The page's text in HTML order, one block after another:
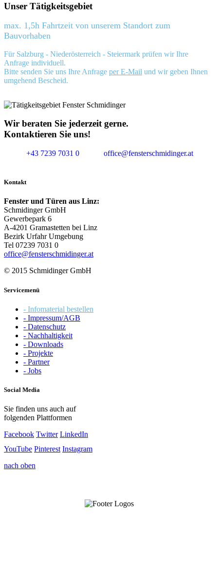
Unser Tätigkeitsgebiet
max. 1,5h Fahrtzeit von unserem Standort zum
Bauvorhaben
Für Salzburg - Niederösterreich - Steiermark prüfen wir Ihre
Anfrage individuell.
Bitte senden Sie uns Ihre Anfrage per E-Mail und wir geben Ihnen
umgehend Bescheid.
Wir beraten Sie jederzeit gerne.
Kontaktieren Sie uns!
+43 7239 7031 0 office@fensterschmidinger.at
Kontakt
Fenster und Türen aus Linz:
Schmidinger GmbH
Gewerbepark 6
A-4201 Gramastetten bei Linz
Bezirk Urfahr Umgebung
Tel 07239 7031 0
office@fensterschmidinger.at
© 2015 Schmidinger GmbH
Servicemenü
- Infomaterial bestellen
- Impressum/AGB
- Datenschutz
- Nachhaltigkeit
- Downloads
- Projekte
- Partner
- Jobs
Social Media
Sie finden uns auch auf
folgenden Plattformen
Facebook Twitter LinkedIn
YouTube Pinterest Instagram
nach oben